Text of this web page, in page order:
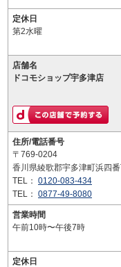
定休日
第2水曜
店舗名
ドコモショップ宇多津店
住所/電話番号
〒769-0204
香川県綾歌郡宇多津町浜四
TEL： 0120-083-434
TEL： 0877-49-8080
営業時間
午前10時〜午後7時
定休日